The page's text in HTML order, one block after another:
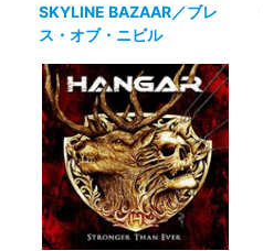
SKYLINE BAZAAR／ブレ
ス・オブ・ニビル